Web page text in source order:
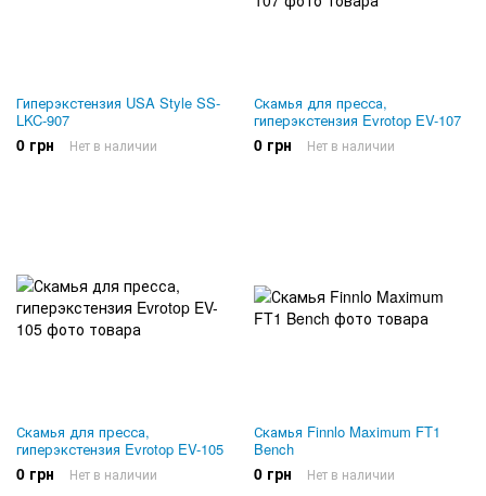
Гиперэкстензия USA Style SS-
LKC-907
0 грн Нет в наличии
Скамья для пресса,
гиперэкстензия Evrotop EV-107
0 грн Нет в наличии
Скамья для пресса,
гиперэкстензия Evrotop EV-105
0 грн Нет в наличии
Скамья Finnlo Maximum FT1
Bench
0 грн Нет в наличии